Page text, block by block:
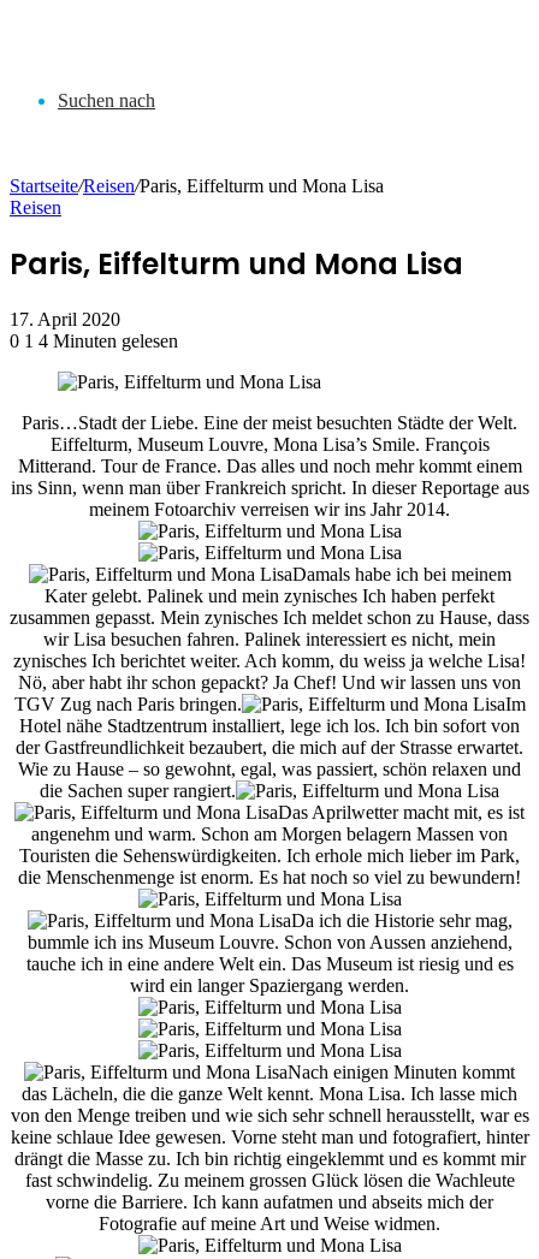
Suchen nach
Startseite/Reisen/Paris, Eiffelturm und Mona Lisa
Reisen
Paris, Eiffelturm und Mona Lisa
17. April 2020
0 1 4 Minuten gelesen
Paris…Stadt der Liebe. Eine der meist besuchten Städte der Welt.
Eiffelturm, Museum Louvre, Mona Lisa’s Smile. François
Mitterand. Tour de France. Das alles und noch mehr kommt einem
ins Sinn, wenn man über Frankreich spricht. In dieser Reportage aus
meinem Fotoarchiv verreisen wir ins Jahr 2014.
Damals habe ich bei meinem
Kater gelebt. Palinek und mein zynisches Ich haben perfekt
zusammen gepasst. Mein zynisches Ich meldet schon zu Hause, dass
wir Lisa besuchen fahren. Palinek interessiert es nicht, mein
zynisches Ich berichtet weiter. Ach komm, du weiss ja welche Lisa!
Nö, aber habt ihr schon gepackt? Ja Chef! Und wir lassen uns von
TGV Zug nach Paris bringen.
Im
Hotel nähe Stadtzentrum installiert, lege ich los. Ich bin sofort von
der Gastfreundlichkeit bezaubert, die mich auf der Strasse erwartet.
Wie zu Hause – so gewohnt, egal, was passiert, schön relaxen und
die Sachen super rangiert.
Das Aprilwetter macht mit, es ist
angenehm und warm. Schon am Morgen belagern Massen von
Touristen die Sehenswürdigkeiten. Ich erhole mich lieber im Park,
die Menschenmenge ist enorm. Es hat noch so viel zu bewundern!
Da ich die Historie sehr mag,
bummle ich ins Museum Louvre. Schon von Aussen anziehend,
tauche ich in eine andere Welt ein. Das Museum ist riesig und es
wird ein langer Spaziergang werden.
Nach einigen Minuten kommt
das Lächeln, die die ganze Welt kennt. Mona Lisa. Ich lasse mich
von den Menge treiben und wie sich sehr schnell herausstellt, war es
keine schlaue Idee gewesen. Vorne steht man und fotografiert, hinter
drängt die Masse zu. Ich bin richtig eingeklemmt und es kommt mir
fast schwindelig. Zu meinem grossen Glück lösen die Wachleute
vorne die Barriere. Ich kann aufatmen und abseits mich der
Fotografie auf meine Art und Weise widmen.